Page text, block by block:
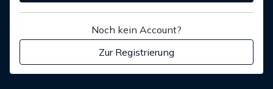
Noch kein Account?
Zur Registrierung